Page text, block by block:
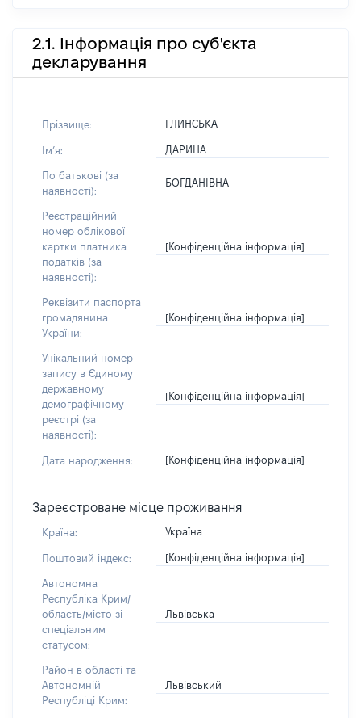
2.1. Інформація про суб'єкта
декларування
Прізвище: ГЛИНСЬКА
Імʼя: ДАРИНА
По батькові (за
наявності):
БОГДАНІВНА
Реєстраційний
номер облікової
картки платника
податків (за
наявності):
[Конфіденційна інформація]
Реквізити паспорта
громадянина
України:
[Конфіденційна інформація]
Унікальний номер
запису в Єдиному
державному
демографічному
реєстрі (за
наявності):
[Конфіденційна інформація]
Дата народження: [Конфіденційна інформація]
Зареєстроване місце проживання
Країна: Україна
Поштовий індекс: [Конфіденційна інформація]
Автономна
Республіка Крим/
область/місто зі
спеціальним
статусом:
Львівська
Район в області та
Автономній
Республіці Крим:
Львівський